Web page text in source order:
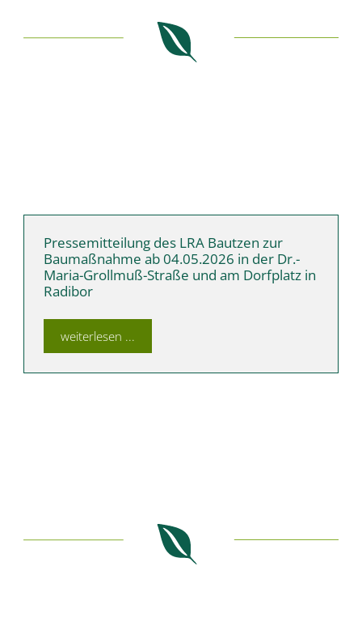
Pressemitteilung des LRA Bautzen zur
Baumaßnahme ab 04.05.2026 in der Dr.-
Maria-Grollmuß-Straße und am Dorfplatz in
Radibor
weiterlesen ...